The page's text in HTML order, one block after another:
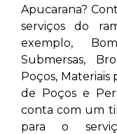
Apucarana?
serviços do
exemplo,
Submersas,
Poços, Materiais
de Poços e
conta com um
para o